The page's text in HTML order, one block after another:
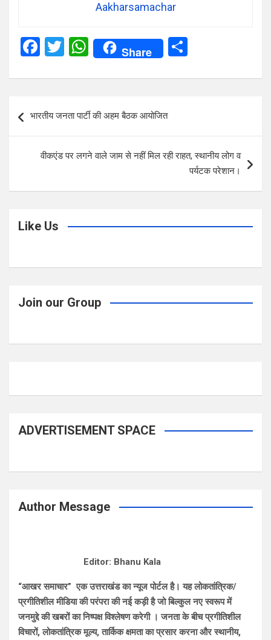
Aakharsamachar
F
ce
b
o
o
k
T
tt
W
h
at
s
A
p
p
Share
ar
navigation
भारतीय जनता पार्टी की अहम बैठक आयोजित
वीकएंड पर लगने वाले जाम से नहीं मिल रही राहत, स्थानीय लोग व
पर्यटक परेशान।
Like Us
Join our Group
ADVERTISEMENT SPACE
Author Message
Editor: Bhanu Kala
“आखर समाचार” एक उत्तराखंड का न्यूज पोर्टल है। यह लोकतांत्रिक/
प्रगीतिशील मीडिया की परंपरा की नई कड़ी है जो बिल्कुल नए स्वरूप में
जनमुद्दे की खबरों का निष्पक्ष विश्लेषण करेगी । जनता के बीच प्रगीतिशील
विचारों, लोकतांत्रिक मूल्य, तार्किक क्षमता का प्रसार करना और स्थानीय,